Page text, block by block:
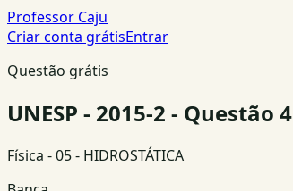
Professor Caju
Criar conta grátisEntrar
Questão grátis
UNESP - 2015-2 - Questão 4
Física - 05 - HIDROSTÁTICA